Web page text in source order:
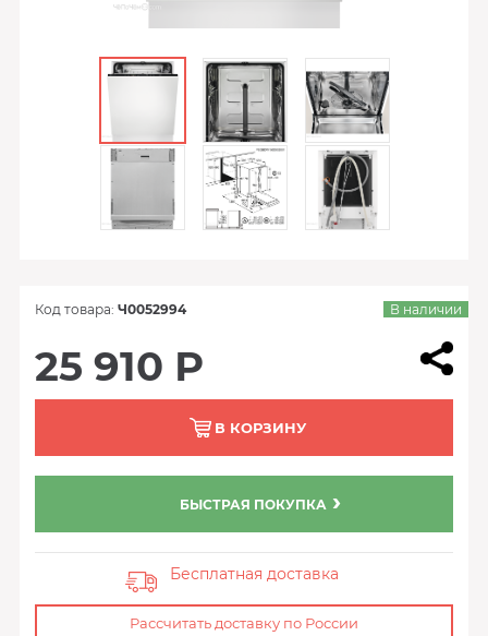
Код товара: Ч0052994 В наличии
25 910 Р
В КОРЗИНУ
БЫСТРАЯ ПОКУПКА
Бесплатная доставка
Рассчитать доставку по России